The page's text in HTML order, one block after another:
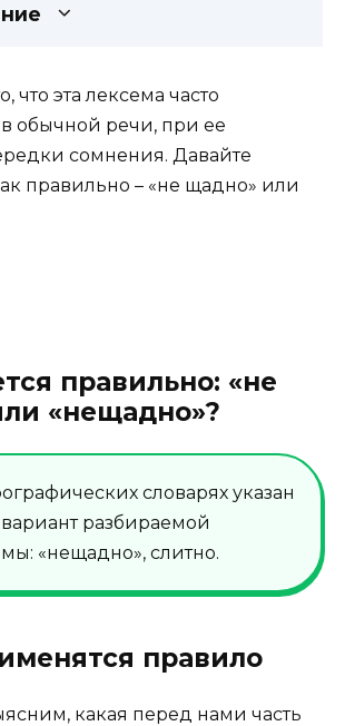
что эта лексема часто
в обычной речи, при ее
сомнения. Давайте
правильно – «не щадно» или
правильно: «не
«нещадно»?
словарях указан
разбираемой
«нещадно», слитно.
правило
какая перед нами часть